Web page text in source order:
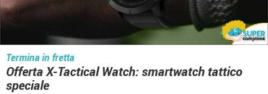
Termina in fretta
Offerta X-Tactical Watch: smartwatch tattico
speciale